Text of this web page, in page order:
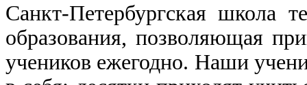
Санкт-Петербургская школа
образования, позволяющая
учеников ежегодно. Наши